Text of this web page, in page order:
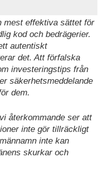
mest effektiva sättet för
kod och bedrägerier.
autentiskt
det. Att förfalska
investeringstips från
säkerhetsmeddelande
dem.
återkommande ser att
inte gör tillräckligt
inte kan
skurkar och